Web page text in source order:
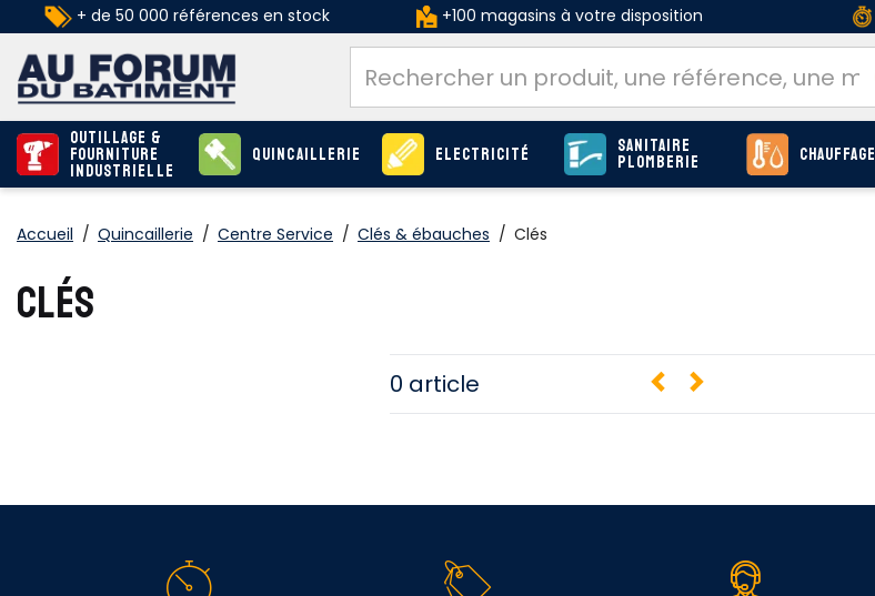
+ de 50 000 références en stock +100 magasins à votre disposition
Outillage &
Fourniture
industrielle
Quincaillerie Electricité Sanitaire
Plomberie Chauffage
Accueil / Quincaillerie / Centre Service / Clés & ébauches / Clés
CLÉS
0 article